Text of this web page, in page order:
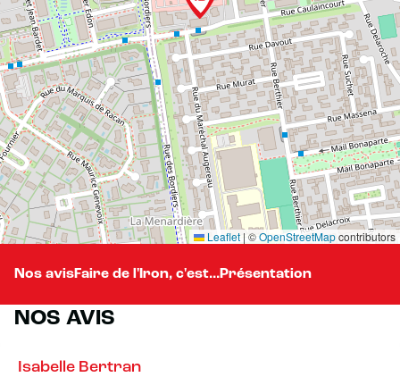
Leaflet | ©OpenStreetMapcontributors
Nos avisFaire de l'Iron, c'est...Présentation
NOS AVIS
Isabelle Bertran